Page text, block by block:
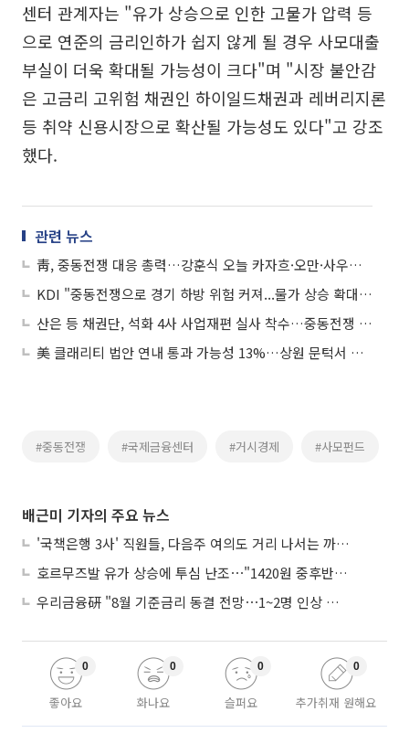
센터 관계자는 "유가 상승으로 인한 고물가 압력 등
으로 연준의 금리인하가 쉽지 않게 될 경우 사모대출
부실이 더욱 확대될 가능성이 크다"며 "시장 불안감
은 고금리 고위험 채권인 하이일드채권과 레버리지론
등 취약 신용시장으로 확산될 가능성도 있다"고 강조
했다.
관련 뉴스
靑, 중동전쟁 대응 총력…강훈식 오늘 카자흐·오만·사우디로 출국
KDI "중동전쟁으로 경기 하방 위험 커져...물가 상승 확대 우려"
산은 등 채권단, 석화 4사 사업재편 실사 착수…중동전쟁 변수에 장기화 가능성
美 클래리티 법안 연내 통과 가능성 13%…상원 문턱서 제동
#중동전쟁 #국제금융센터 #거시경제 #사모펀드
배근미 기자의 주요 뉴스
'국책은행 3사' 직원들, 다음주 여의도 거리 나서는 까닭은
호르무즈발 유가 상승에 투심 난조⋯"1420원 중후반 등락"
우리금융硏 "8월 기준금리 동결 전망⋯1~2명 인상 소수의견 낼 것"
좋아요
0
화나요
0
슬퍼요
0
추가취재 원해요
0